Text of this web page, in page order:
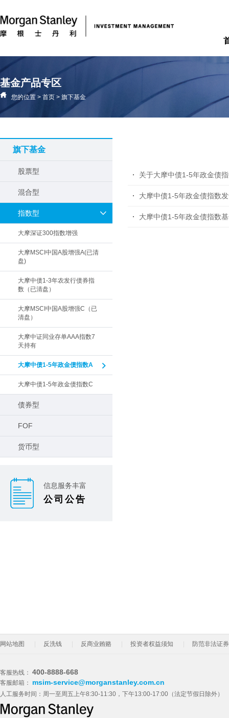
基金产品专区
您的位置 > 首页 > 旗下基金
旗下基金
股票型
混合型
指数型
大摩深证300指数增强
大摩MSCI中国A股增强A(已清
盘)
大摩中债1-3年农发行债券指
数（已清盘）
大摩MSCI中国A股增强C（已
清盘）
大摩中证同业存单AAA指数7
天持有
大摩中债1-5年政金债指数A
大摩中债1-5年政金债指数C
债券型
FOF
货币型
信息服务丰富
公司公告
关于大摩中债1-5年政金债
大摩中债1-5年政金债指数
大摩中债1-5年政金债指数
网站地图 反洗钱 反商业贿赂 投资者权益须知 防范非法证
客服热线： 400-8888-668
客服邮箱： msim-service@morganstanley.com.cn
人工服务时间：周一至周五上午8:30-11:30，下午13:00-17:00（法定节假日除外）